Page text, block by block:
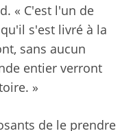
« C'est l'un de
s'est livré à la
sans aucun
entier verront
»
de le prendre